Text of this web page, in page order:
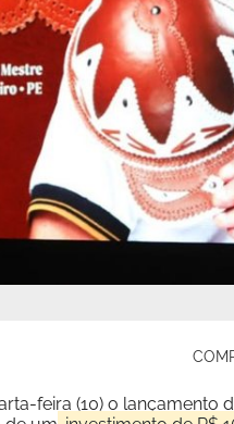
feira (10) o lançamento